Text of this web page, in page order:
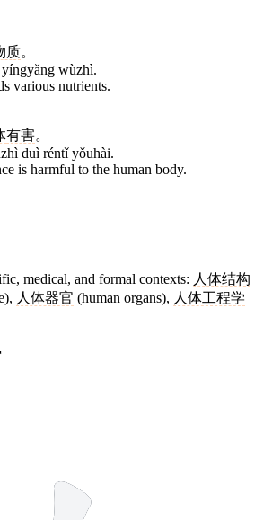
质。
wùzhì.
various nutrients.
有害。
duì réntǐ yǒuhài.
is harmful to the human body.
medical, and formal contexts: 人体结构
人体器官 (human organs), 人体工程学